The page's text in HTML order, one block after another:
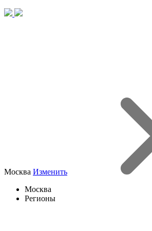
Москва Изменить
Москва
Регионы